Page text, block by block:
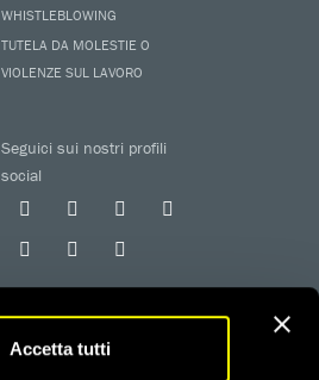
Accetta tutti
WHISTLEBLOWING
TUTELA DA MOLESTIE O
VIOLENZE SUL LAVORO
Seguici sui nostri profili
social